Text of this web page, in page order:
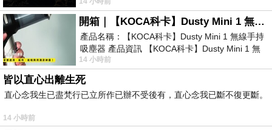
前天購買了我之前就很愛
開箱｜【KOCA科卡】Dusty Mini 1 無線手持吸塵器
產品名稱：【KOCA科卡】Dusty Mini 1 無線手持
吸塵器 產品資訊 【KOCA科卡】Dusty Mini 1 無
線手持吸塵器評語： 能吸、能吹兼具兩
14 小時前
皆以直心出離生死
直心念我生已盡梵行已立所作已辦不受後有，直心念我已斷不復更斷。
14 小時前